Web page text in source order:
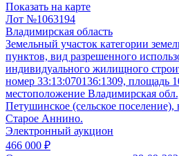
Показать на карте
Лот №1063194
Владимирская область
Земельный участок категории
пунктов, вид разрешенного
индивидуального жилищного
номер 33:13:070136:1309, площадь
местоположение Владимирская
Петушинское (сельское поселение),
Старое Аннино.
Электронный аукцион
466 000 ₽